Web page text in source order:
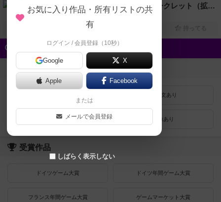
ノイシュヴァンシュタイン城：シークレット（拡張）（Castles of Mad King Ludwig: Secrets）
経験あり 持ってる
クイック検索
登録状況
紹介文あり
レビューあり 画像あり
受賞作品
ドイツゲーム大賞 ドイツ年間ゲーム大賞
フランス年間ゲーム大賞 ゲームマーケット大賞
お気に入り作品・所有リストの共
有
ログイン / 会員登録（10秒）
Google X
Apple Facebook
または
メールで会員登録
しばらく表示しない